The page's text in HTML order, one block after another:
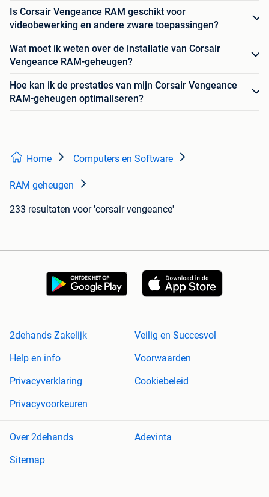
Is Corsair Vengeance RAM geschikt voor
videobewerking en andere zware toepassingen?
Wat moet ik weten over de installatie van Corsair
Vengeance RAM-geheugen?
Hoe kan ik de prestaties van mijn Corsair Vengeance
RAM-geheugen optimaliseren?
Home Computers en Software
RAM geheugen
233 resultaten voor 'corsair vengeance'
2dehands Zakelijk
Veilig en Succesvol
Help en info
Voorwaarden
Privacyverklaring
Cookiebeleid
Privacyvoorkeuren
Over 2dehands
Adevinta
Sitemap